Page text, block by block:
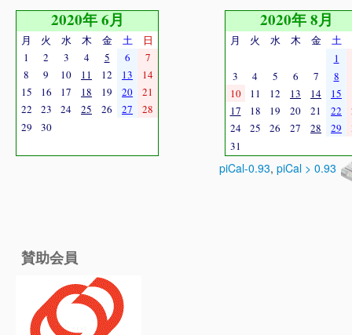
2020年 6月
月 火 水 木 金 土
日
1
2 3 4 5 6
7
8
9 10 11 12 13
14
15
16 17 18 19 20
21
22
23 24 25 26 27
28
29
30
2020年 8月
月 火 水 木 金 土
1
3
4 5 6 7
8
10
11 12 13 14 15
17
18 19 20 21 22
24
25 26 27 28 29
31
piCal-0.93, piCal > 0.93
賛助会員